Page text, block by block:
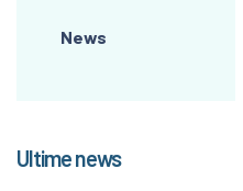
News
Ultime news